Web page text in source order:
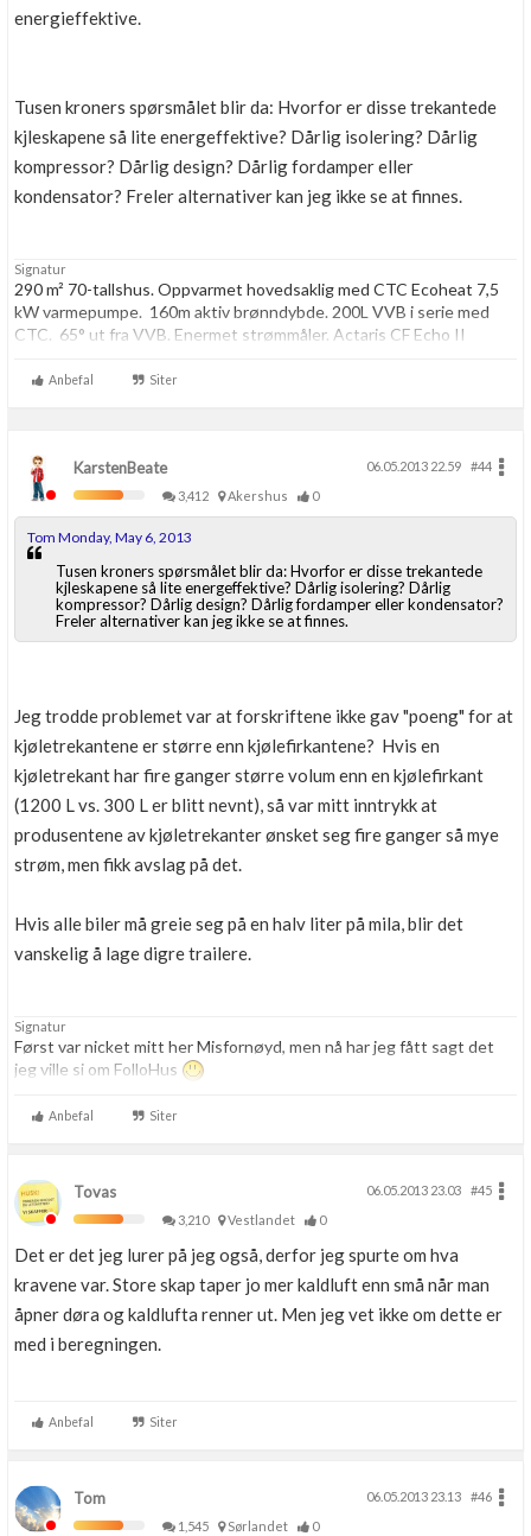
energieffektive.
Tusen kroners spørsmålet blir da: Hvorfor er disse trekantede
kjleskapene så lite energeffektive? Dårlig isolering? Dårlig
kompressor? Dårlig design? Dårlig fordamper eller
kondensator? Freler alternativer kan jeg ikke se at finnes.
Signatur
290 m² 70-tallshus. Oppvarmet hovedsaklig med CTC Ecoheat 7,5
kW varmepumpe. 160m aktiv brønndybde. 200L VVB i serie med
CTC. 65° ut fra VVB. Enermet strømmåler. Actaris CF Echo II
Anbefal Siter
KarstenBeate 06.05.2013 22.59
#44
3,412
Akershus 0
Tom Monday, May 6, 2013
Tusen kroners spørsmålet blir da: Hvorfor er disse trekantede
kjleskapene så lite energeffektive? Dårlig isolering? Dårlig
kompressor? Dårlig design? Dårlig fordamper eller kondensator?
Freler alternativer kan jeg ikke se at finnes.
Jeg trodde problemet var at forskriftene ikke gav "poeng" for at
kjøletrekantene er større enn kjølefirkantene? Hvis en
kjøletrekant har fire ganger større volum enn en kjølefirkant
(1200 L vs. 300 L er blitt nevnt), så var mitt inntrykk at
produsentene av kjøletrekanter ønsket seg fire ganger så mye
strøm, men fikk avslag på det.
Hvis alle biler må greie seg på en halv liter på mila, blir det
vanskelig å lage digre trailere.
Signatur
Først var nicket mitt her Misfornøyd, men nå har jeg fått sagt det
jeg ville si om FolloHus
Anbefal Siter
Tovas 06.05.2013 23.03
#45
3,210
Vestlandet 0
Det er det jeg lurer på jeg også, derfor jeg spurte om hva
kravene var. Store skap taper jo mer kaldluft enn små når man
åpner døra og kaldlufta renner ut. Men jeg vet ikke om dette er
med i beregningen.
Anbefal Siter
Tom 06.05.2013 23.13
#46
1,545
Sørlandet 0